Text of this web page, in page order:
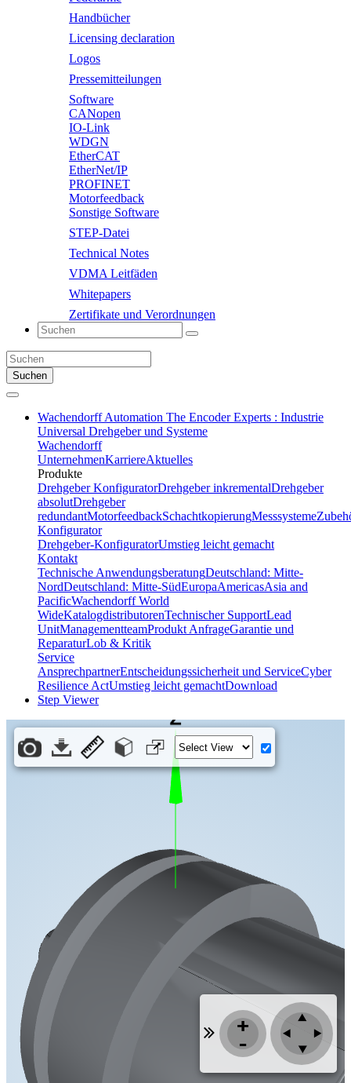
Handbücher
Licensing declaration
Logos
Pressemitteilungen
Software
CANopen
IO-Link
WDGN
EtherCAT
EtherNet/IP
PROFINET
Motorfeedback
Sonstige Software
STEP-Datei
Technical Notes
VDMA Leitfäden
Whitepapers
Zertifikate und Verordnungen
Suchen
Wachendorff Automation The Encoder Experts : Industrie
Universal Drehgeber und Systeme
Wachendorff
UnternehmenKarriereAktuelles
Produkte
Drehgeber KonfiguratorDrehgeber inkrementalDrehgeber
absolutDrehgeber
redundantMotorfeedbackSchachtkopierungMesssysteme
Konfigurator
Drehgeber-KonfiguratorUmstieg leicht gemacht
Kontakt
Technische AnwendungsberatungDeutschland: Mitte-
NordDeutschland: Mitte-SüdEuropaAmericasAsia and
PacificWachendorff World
WideKatalogdistributorenTechnischer SupportLead
UnitManagementteamProdukt AnfrageGarantie und
ReparaturLob & Kritik
Service
AnsprechpartnerEntscheidungssicherheit und ServiceCyber
Resilience ActUmstieg leicht gemachtDownload
Step Viewer